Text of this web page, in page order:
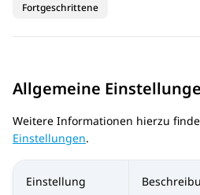
Fortgeschrittene
Allgemeine
Weitere Informationen hierzu
Einstellungen.
Einstellung